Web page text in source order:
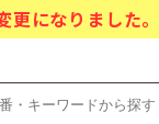
更になりました
Mall